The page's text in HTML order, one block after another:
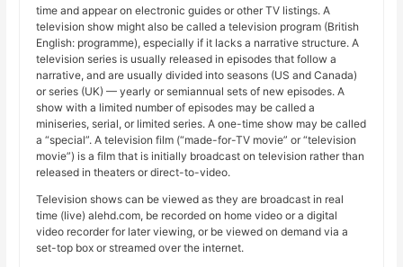
time and appear on electronic guides or other TV listings. A
television show might also be called a television program (British
English: programme), especially if it lacks a narrative structure. A
television series is usually released in episodes that follow a
narrative, and are usually divided into seasons (US and Canada)
or series (UK) — yearly or semiannual sets of new episodes. A
show with a limited number of episodes may be called a
miniseries, serial, or limited series. A one-time show may be called
a “special”. A television film (“made-for-TV movie” or “television
movie”) is a film that is initially broadcast on television rather than
released in theaters or direct-to-video.
Television shows can be viewed as they are broadcast in real
time (live) alehd.com, be recorded on home video or a digital
video recorder for later viewing, or be viewed on demand via a
set-top box or streamed over the internet.